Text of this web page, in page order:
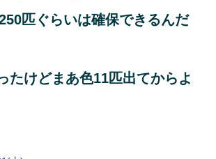
匹ぐらいは確保できるんだ
たけどまあ色11匹出てからよ